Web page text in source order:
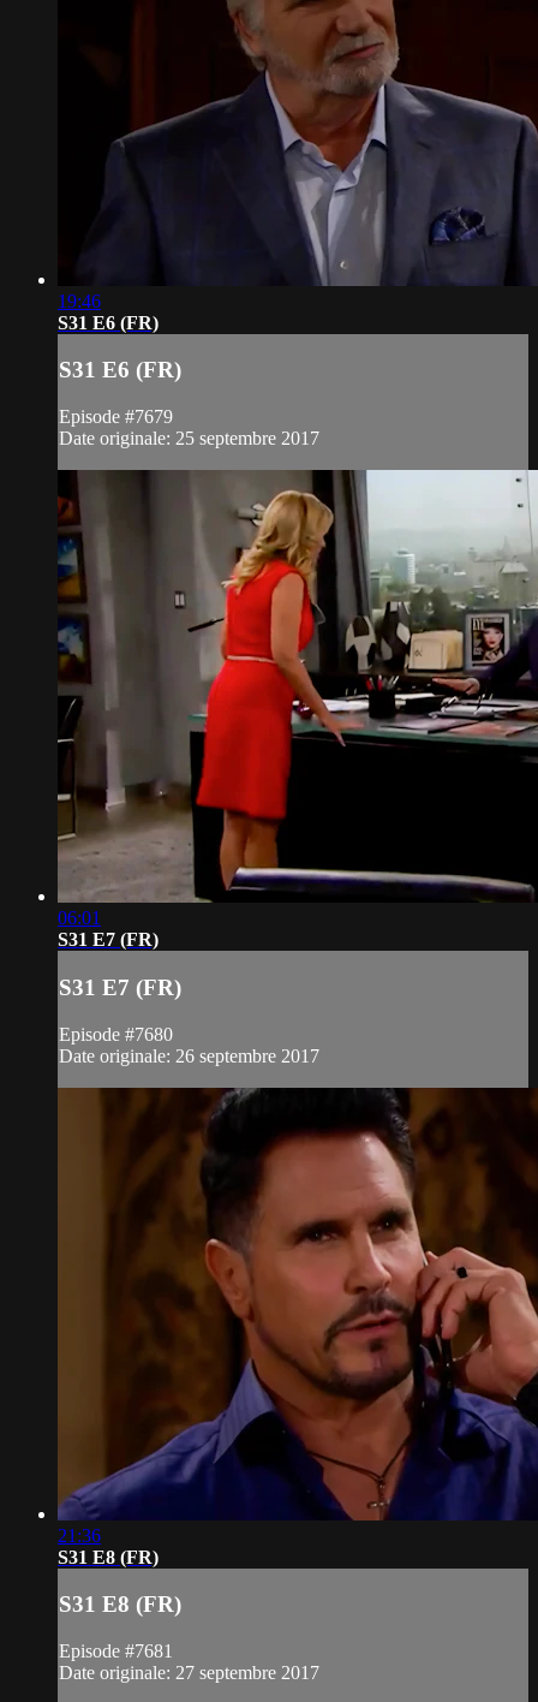
19:46
S31 E6 (FR)
S31 E6 (FR)
Episode #7679
Date originale: 25 septembre 2017
06:01
S31 E7 (FR)
S31 E7 (FR)
Episode #7680
Date originale: 26 septembre 2017
21:36
S31 E8 (FR)
S31 E8 (FR)
Episode #7681
Date originale: 27 septembre 2017